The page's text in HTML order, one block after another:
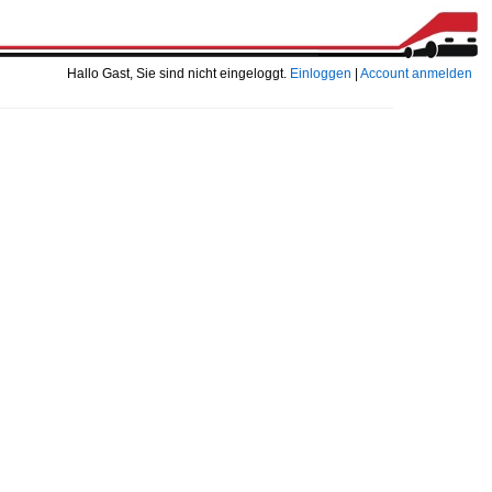
Hallo Gast, Sie sind nicht eingeloggt. Einloggen Account anmelden